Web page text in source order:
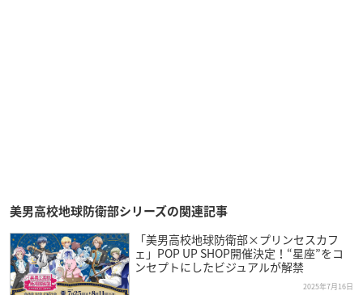
美男高校地球防衛部シリーズの関連記事
「美男高校地球防衛部×プリンセスカフ
ェ」POP UP SHOP開催決定！“星座”をコ
ンセプトにしたビジュアルが解禁
2025年7月16日